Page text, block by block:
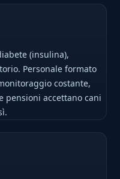
(insulina),
Personale formato
costante,
accettano cani